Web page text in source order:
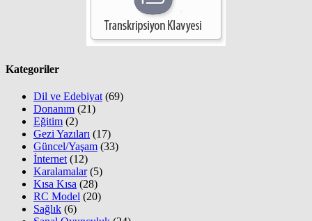
Kategoriler
Dil ve Edebiyat (69)
Donanım (21)
Eğitim (2)
Gezi Yazıları (17)
Güncel/Yaşam (33)
İnternet (12)
Karalamalar(5)
Kısa Kısa (28)
RC Model (20)
Sağlık (6)